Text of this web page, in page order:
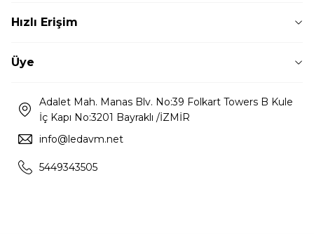
Hızlı Erişim
Üye
Adalet Mah. Manas Blv. No:39 Folkart Towers B Kule
İç Kapı No:3201 Bayraklı /İZMİR
info@ledavm.net
5449343505